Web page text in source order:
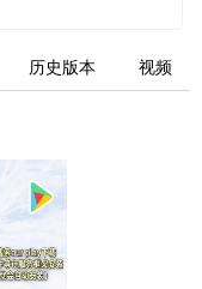
历史版本 视频